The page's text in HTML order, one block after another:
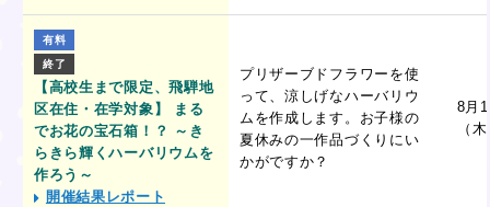
有料
終了
【高校生まで限定、飛騨地
区在住・在学対象】 まる
でお花の宝石箱！？ ～き
らきら輝くハーバリウムを
作ろう～
開催結果レポート
プリザーブドフラワーを使
って、涼しげなハーバリウ
ムを作成します。お子様の
夏休みの一作品づくりにい
かがですか？
8月
（